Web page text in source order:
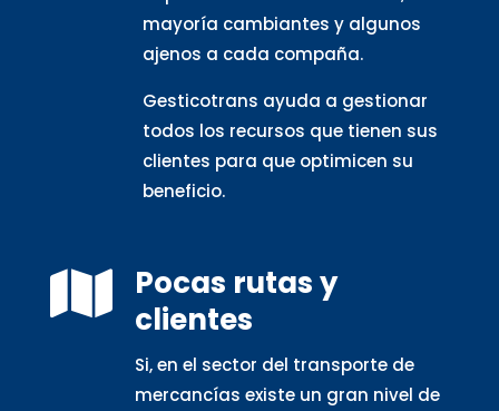
mayoría cambiantes y algunos
ajenos a cada compaña.
Gesticotrans ayuda a gestionar
todos los recursos que tienen sus
clientes para que optimicen su
beneficio.

Pocas rutas y
clientes
Si, en el sector del transporte de
mercancías existe un gran nivel de